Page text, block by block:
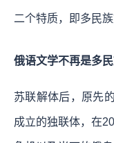
二个特质，即多民
俄语文学不再是多民
苏联解体后，原先
成立的独联体，在